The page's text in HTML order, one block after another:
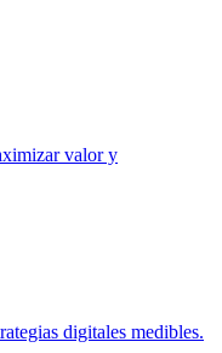
valor y
digitales medibles.